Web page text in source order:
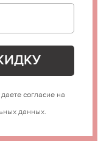
согласие на
данных.